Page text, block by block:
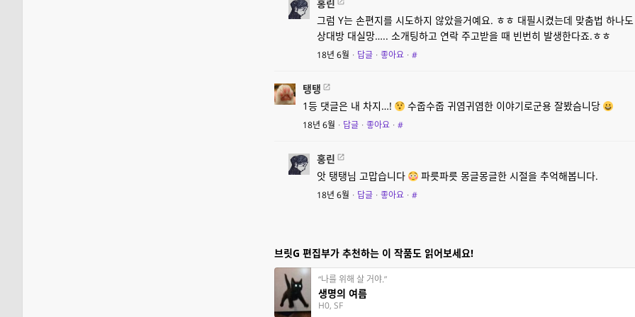
홍린
그럼 Y는 손편지를 시도하지 않았을거예요. ㅎㅎ 대필시켰는데 맞춤법 하나
상대방 대실망….. 소개팅하고 연락 주고받을 때 빈번히 발생한다죠.ㅎㅎ
18년 6월 · 답글 · 좋아요 · #
탱탱
1등 댓글은 내 차지…!
수줍수줍 귀염귀염한 이야기로군용 잘봤슴니당
18년 6월 · 답글 · 좋아요 · #
홍린
앗 탱탱님 고맙습니다
파릇파릇 몽글몽글한 시절을 추억해봅니다.
18년 6월 · 답글 · 좋아요 · #
브릿G 편집부가 추천하는 이 작품도 읽어보세요!
“나를 위해 살 거야.”
생명의 여름
H0, SF